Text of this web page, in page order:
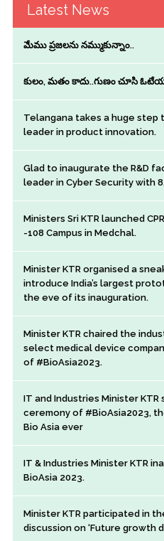
Latest News
మేము ప్రజలను నమ్ముకున్నాం..
కులం, మతం కాదు..గుణం చూసి
Telangana takes a huge step
leader in product innovation.
Glad to inaugurate the R&D
leader in Cyber Security with
Ministers Sri KTR launched
-108 Campus in Medchal.
Minister KTR organised a
introduce India’s largest
the eve of its inauguration.
Minister KTR chaired the
select medical device
of #BioAsia2023.
IT and Industries Minister
ceremony of #BioAsia2023,
Bio Asia ever
IT & Industries Minister KTR
BioAsia 2023.
Minister KTR participated in
discussion on ‘Future growth